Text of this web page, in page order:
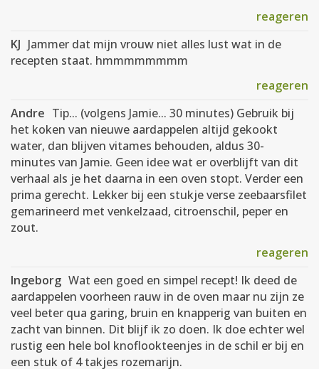
reageren
KJ Jammer dat mijn vrouw niet alles lust wat in de
recepten staat. hmmmmmmmm
reageren
Andre Tip... (volgens Jamie... 30 minutes) Gebruik bij
het koken van nieuwe aardappelen altijd gekookt
water, dan blijven vitames behouden, aldus 30-
minutes van Jamie. Geen idee wat er overblijft van dit
verhaal als je het daarna in een oven stopt. Verder een
prima gerecht. Lekker bij een stukje verse zeebaarsfilet
gemarineerd met venkelzaad, citroenschil, peper en
zout.
reageren
Ingeborg Wat een goed en simpel recept! Ik deed de
aardappelen voorheen rauw in de oven maar nu zijn ze
veel beter qua garing, bruin en knapperig van buiten en
zacht van binnen. Dit blijf ik zo doen. Ik doe echter wel
rustig een hele bol knoflookteenjes in de schil er bij en
een stuk of 4 takjes rozemarijn.